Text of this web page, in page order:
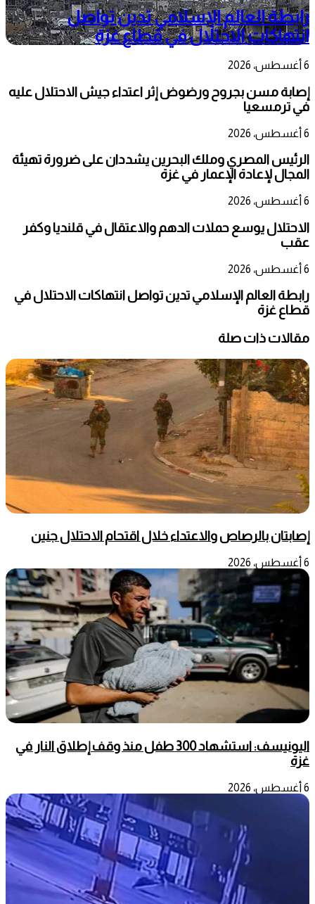
رابطة العالم الإسلامي تدين تواصل
انتهاكات الاحتلال في قطاع غزة
6 أغسطس، 2026
إصابة مسن بجروح ورضوض إثر اعتداء جيش الاحتلال عليه
في ترمسعيا
6 أغسطس، 2026
الرئيس المصري وملك البحرين يشددان على ضرورة تهيئة
المجال لإعادة الإعمار في غزة
6 أغسطس، 2026
الاحتلال يوسع حملات الدهم والاعتقال في قلنديا وكفر
عقب
6 أغسطس، 2026
رابطة العالم الإسلامي تدين تواصل انتهاكات الاحتلال في
قطاع غزة
مقالات ذات صلة
إصابتان بالرصاص والاعتداء خلال اقتحام الاحتلال جنين
6 أغسطس، 2026
اليونيسف: استشهاد 300 طفل منذ وقف إطلاق النار في
غزة
6 أغسطس، 2026